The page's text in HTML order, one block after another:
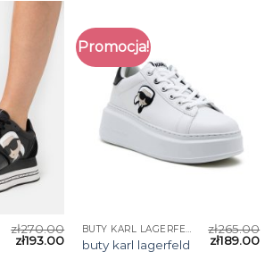
zł270.00
zł193.00
Promocja!
BUTY KARL LAGERFELD
buty karl lagerfeld
zł265.00
zł189.00